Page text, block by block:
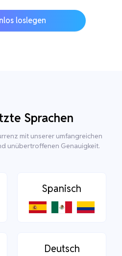
loslegen
Sprachen
mit unserer umfangreichen
unübertroffenen Genauigkeit.
Spanisch
Deutsch